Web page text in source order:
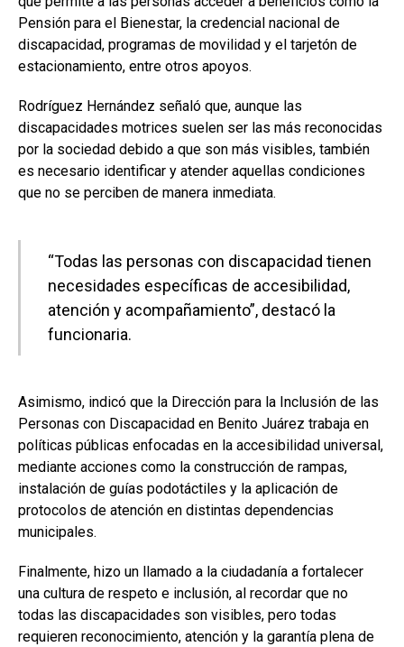
Pensión para el Bienestar, la credencial nacional de
discapacidad, programas de movilidad y el tarjetón de
estacionamiento, entre otros apoyos.
Rodríguez Hernández señaló que, aunque las
discapacidades motrices suelen ser las más reconocidas
por la sociedad debido a que son más visibles, también
es necesario identificar y atender aquellas condiciones
que no se perciben de manera inmediata.
“Todas las personas con discapacidad tienen
necesidades específicas de accesibilidad,
atención y acompañamiento”, destacó la
funcionaria.
Asimismo, indicó que la Dirección para la Inclusión de las
Personas con Discapacidad en Benito Juárez trabaja en
políticas públicas enfocadas en la accesibilidad universal,
mediante acciones como la construcción de rampas,
instalación de guías podotáctiles y la aplicación de
protocolos de atención en distintas dependencias
municipales.
Finalmente, hizo un llamado a la ciudadanía a fortalecer
una cultura de respeto e inclusión, al recordar que no
todas las discapacidades son visibles, pero todas
requieren reconocimiento, atención y la garantía plena de